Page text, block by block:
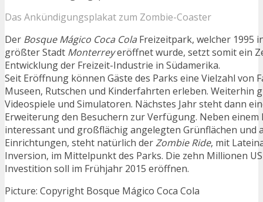
Das Ankündigungsplakat zum Zombie-Coaster
Der Bosque Mágico Coca Cola Freizeitpark, welcher 1995
größter Stadt Monterreyeröffnet wurde, setzt somit ein
Entwicklung der Freizeit-Industrie in Südamerika.
Seit Eröffnung können Gäste des Parks eine Vielzahl von
Museen, Rutschen und Kinderfahrten erleben. Weiterhin
Videospiele und Simulatoren. Nächstes Jahr steht dann
Erweiterung den Besuchern zur Verfügung. Neben einem
interessant und großflächig angelegten Grünflächen und
Einrichtungen, steht natürlich derZombie Ride, mit
Inversion, im Mittelpunkt des Parks. Die zehn Millionen
Investition soll im Frühjahr 2015 eröffnen.
Picture: Copyright Bosque Mágico Coca Cola